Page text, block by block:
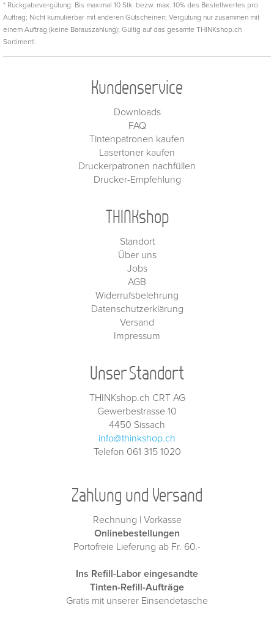
* Rückgabevergütung: Bis maximal 10 Stk. bezw. max. 10% des Bestellwertes pro
Auftrag; Nicht kumulierbar mit anderen Gutscheinen; Vergütung nur zusammen mit
einem Auftrag (keine Barauszahlung); Gültig auf das gesamte THINKshop.ch
Sortiment!.
Kundenservice
Downloads
FAQ
Tintenpatronen kaufen
Lasertoner kaufen
Druckerpatronen nachfüllen
Drucker-Empfehlung
THINKshop
Standort
Über uns
Jobs
AGB
Widerrufsbelehrung
Datenschutzerklärung
Versand
Impressum
Unser Standort
THINKshop.ch CRT AG
Gewerbestrasse 10
4450 Sissach
info@thinkshop.ch
Telefon 061 315 1020
Zahlung und Versand
Rechnung | Vorkasse
Onlinebestellungen
Portofreie Lieferung ab Fr. 60.-
Ins Refill-Labor eingesandte
Tinten-Refill-Aufträge
Gratis mit unserer Einsendetasche